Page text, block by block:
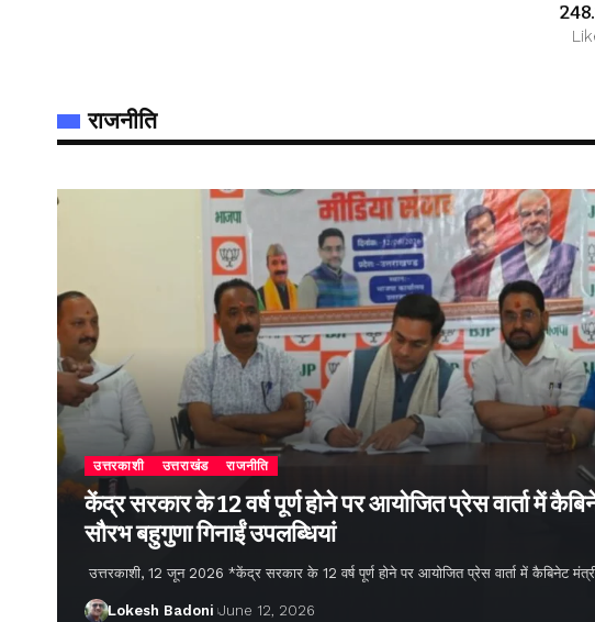
राजनीति
उत्तरकाशी उत्तराखंड राजनीति
केंद्र सरकार के 12 वर्ष पूर्ण होने पर आयोजित प्रेस वार्ता में
सौरभ बहुगुणा गिनाईं उपलब्धियां
उत्तरकाशी, 12 जून 2026 *केंद्र सरकार के 12 वर्ष पूर्ण होने पर आयोजित प्रेस वार्ता में कैबिनेट
Lokesh Badoni June 12, 2026